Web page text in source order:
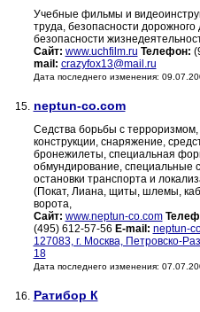
Учебные фильмы и
труда, безопасности дорожного
безопасности
Сайт: www.uchfilm.ru Телефон:
mail: crazyfox13@mail.ru
Дата последнего изменения:
15. neptun-co.com
Седства борьбы с
конструкции, снаряжение,
бронежилеты, специальная
обмундирование, специальные
остановки транспорта и
(Покат, Лиана, щиты, шлемы,
ворота,
Сайт: www.neptun-co.com
(495) 612-57-56 E-mail: neptun-
127083, г. Москва, Петровско-
18
Дата последнего изменения:
16. Ратибор К